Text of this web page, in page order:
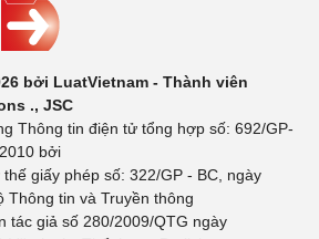
bởi LuatVietnam - Thành viên
., JSC
Thông tin điện tử tổng hợp số: 692/GP-
bởi
giấy phép số: 322/GP - BC, ngày
Thông tin và Truyền thông
tác giả số 280/2009/QTG ngày